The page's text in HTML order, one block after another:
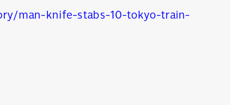
man-knife-stabs-10-tokyo-train-